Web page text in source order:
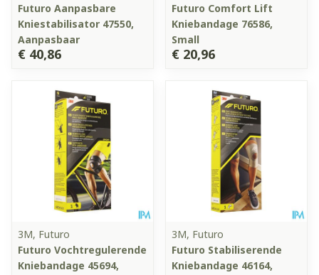
Futuro Aanpasbare
Kniestabilisator 47550,
Aanpasbaar
€ 40,86
Futuro Comfort Lift
Kniebandage 76586,
Small
€ 20,96
3M, Futuro
Futuro Vochtregulerende
Kniebandage 45694,
3M, Futuro
Futuro Stabiliserende
Kniebandage 46164,